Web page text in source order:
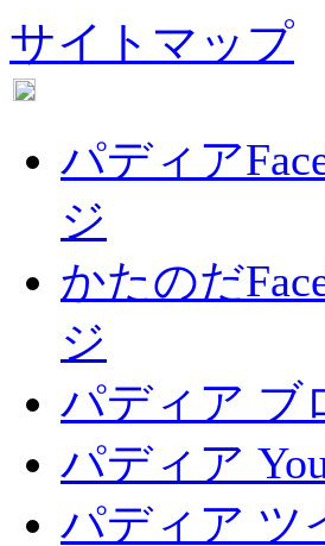
サイトマップ
パディア
ジ
かたのだ
ジ
パディア ブ
パディア
パディア ツ